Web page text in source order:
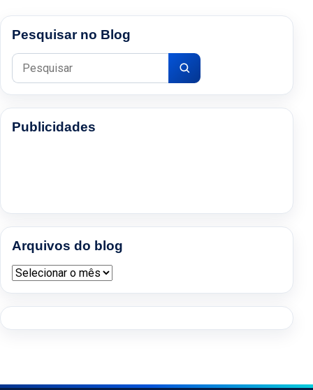
Pesquisar no Blog
Pesquisar por:
Publicidades
Arquivos do blog
Arquivos do blog